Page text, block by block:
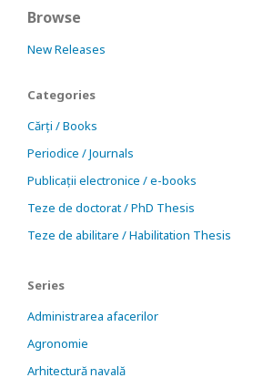
Browse
New Releases
Categories
Cărți / Books
Periodice / Journals
Publicații electronice / e-books
Teze de doctorat / PhD Thesis
Teze de abilitare / Habilitation Thesis
Series
Administrarea afacerilor
Agronomie
Arhitectură navală